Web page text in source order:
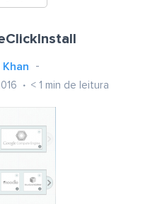
Khan
< 1 min de leitura